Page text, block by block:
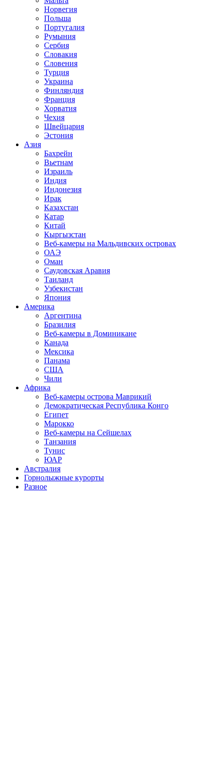
Норвегия
Польша
Португалия
Румыния
Сербия
Словакия
Словения
Турция
Украина
Финляндия
Франция
Хорватия
Чехия
Швейцария
Эстония
Азия
Бахрейн
Вьетнам
Израиль
Индия
Индонезия
Ирак
Казахстан
Катар
Китай
Кыргызстан
Веб-камеры на Мальдивских островах
ОАЭ
Оман
Саудовская Аравия
Таиланд
Узбекистан
Япония
Америка
Аргентина
Бразилия
Веб-камеры в Доминикане
Канада
Мексика
Панама
США
Чили
Африка
Веб-камеры острова Маврикий
Демократическая Республика Конго
Египет
Марокко
Веб-камеры на Сейшелах
Танзания
Тунис
ЮАР
Австралия
Горнолыжные курорты
Разное